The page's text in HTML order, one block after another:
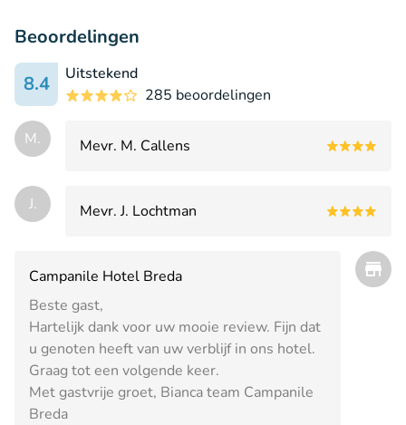
Beoordelingen
8.4
Uitstekend
285 beoordelingen
M. Mevr. M. Callens
J. Mevr. J. Lochtman
Campanile Hotel Breda
Beste gast,
Hartelijk dank voor uw mooie review. Fijn dat
u genoten heeft van uw verblijf in ons hotel.
Graag tot een volgende keer.
Met gastvrije groet, Bianca team Campanile
Breda